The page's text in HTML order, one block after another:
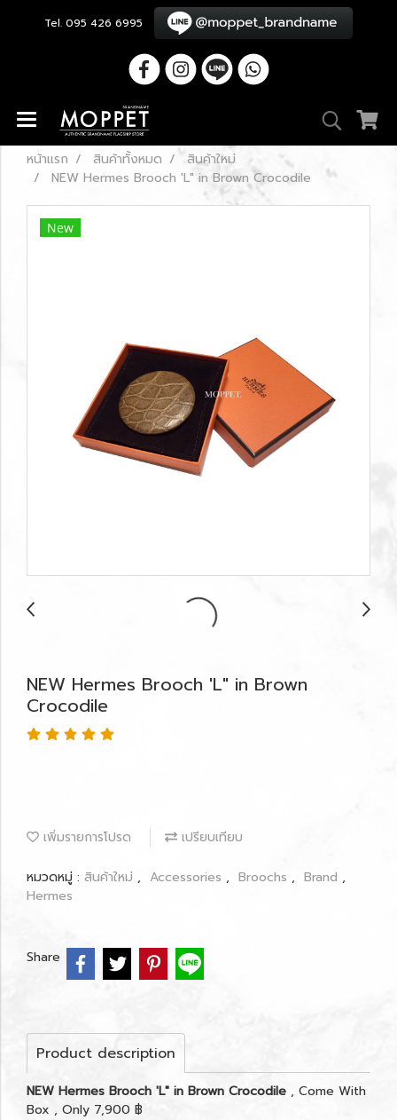
Tel. 095 426 6995
หน้าแรก สินค้าทั้งหมด
สินค้าใหม่
NEW Hermes Brooch 'L" in Brown Crocodile
New
NEW Hermes Brooch 'L" in Brown
Crocodile
เพิ่มรายการโปรด เปรียบเทียบ
หมวดหมู่ : สินค้าใหม่ , Accessories , Broochs , Brand ,
Hermes
Share
Product description
NEW Hermes Brooch 'L" in Brown Crocodile , Come With
Box , Only 7,900 ฿